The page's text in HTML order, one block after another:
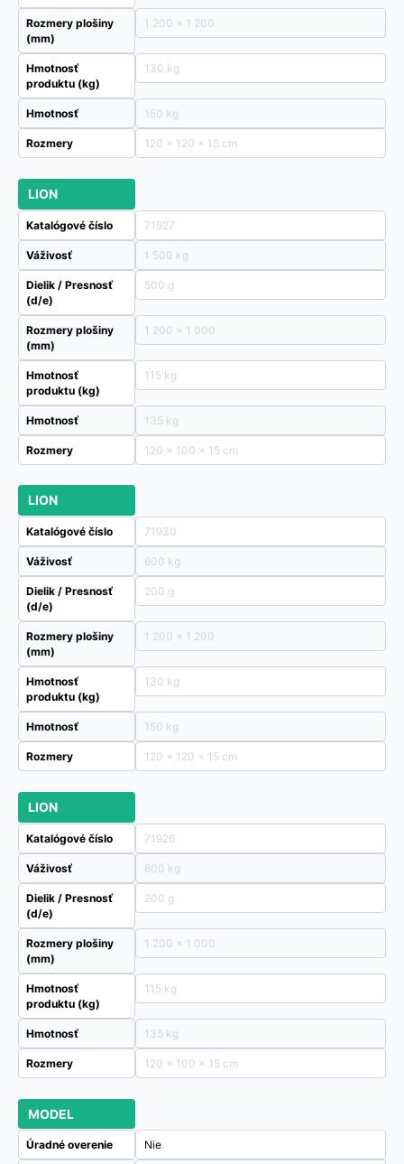
Rozmery plošiny
(mm)
1 200 x 1 200
Hmotnosť
produktu (kg)
130 kg
Hmotnosť 150 kg
Rozmery 120 × 120 × 15 cm
LION
Katalógové číslo 71927
Váživosť 1 500 kg
Dielik / Presnosť
(d/e)
500 g
Rozmery plošiny
(mm)
1 200 x 1 000
Hmotnosť
produktu (kg)
115 kg
Hmotnosť 135 kg
Rozmery 120 × 100 × 15 cm
LION
Katalógové číslo 71930
Váživosť 600 kg
Dielik / Presnosť
(d/e)
200 g
Rozmery plošiny
(mm)
1 200 x 1 200
Hmotnosť
produktu (kg)
130 kg
Hmotnosť 150 kg
Rozmery 120 × 120 × 15 cm
LION
Katalógové číslo 71926
Váživosť 600 kg
Dielik / Presnosť
(d/e)
200 g
Rozmery plošiny
(mm)
1 200 x 1 000
Hmotnosť
produktu (kg)
115 kg
Hmotnosť 135 kg
Rozmery 120 × 100 × 15 cm
MODEL
Úradné overenie Nie